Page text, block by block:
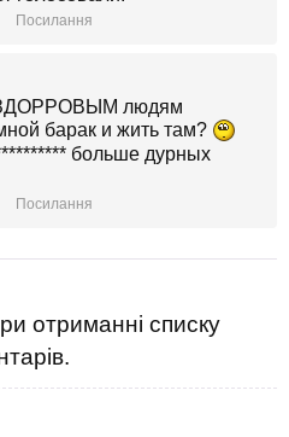
Посилання
ЗДОРРОВЫМ людям
барак и жить там?
больше дурных
Посилання
отриманні списку